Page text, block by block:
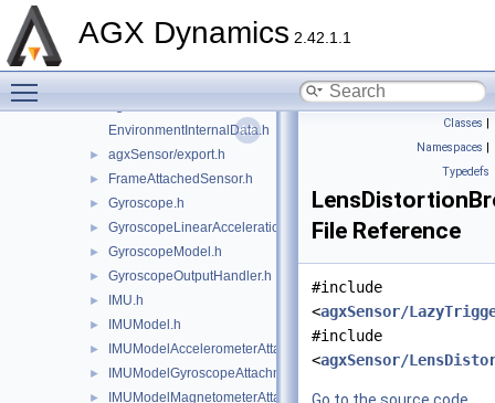
AGX Dynamics 2.42.1.1
► EncoderModel.h
EnvironmentInternalData.h
► agxSensor/export.h
► FrameAttachedSensor.h
► Gyroscope.h
► GyroscopeLinearAccelerationEffects.h
► GyroscopeModel.h
► GyroscopeOutputHandler.h
► IMU.h
► IMUModel.h
► IMUModelAccelerometerAttachment.h
► IMUModelGyroscopeAttachment.h
► IMUModelMagnetometerAttachment.h
Classes |
Namespaces |
Typedefs
File Reference
#include
<agxSensor/
#include
<agxSensor/